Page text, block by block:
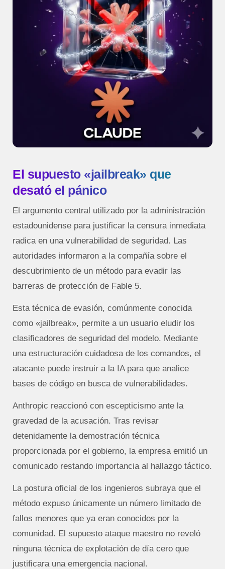
El supuesto «jailbreak» que
desató el pánico
El argumento central utilizado por la administración
estadounidense para justificar la censura inmediata
radica en una vulnerabilidad de seguridad. Las
autoridades informaron a la compañía sobre el
descubrimiento de un método para evadir las
barreras de protección de Fable 5.
Esta técnica de evasión, comúnmente conocida
como «jailbreak», permite a un usuario eludir los
clasificadores de seguridad del modelo. Mediante
una estructuración cuidadosa de los comandos, el
atacante puede instruir a la IA para que analice
bases de código en busca de vulnerabilidades.
Anthropic reaccionó con escepticismo ante la
gravedad de la acusación. Tras revisar
detenidamente la demostración técnica
proporcionada por el gobierno, la empresa emitió un
comunicado restando importancia al hallazgo táctico.
La postura oficial de los ingenieros subraya que el
método expuso únicamente un número limitado de
fallos menores que ya eran conocidos por la
comunidad. El supuesto ataque maestro no reveló
ninguna técnica de explotación de día cero que
justificara una emergencia nacional.